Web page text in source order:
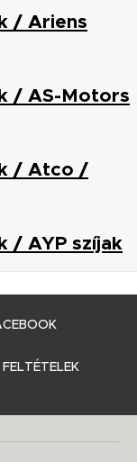
/ Ariens
/ AS-Motors
/ Atco /
/ AYP szíjak